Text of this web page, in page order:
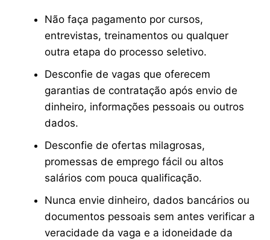
Não faça pagamento por cursos,
entrevistas, treinamentos ou qualquer
outra etapa do processo seletivo.
Desconfie de vagas que oferecem
garantias de contratação após envio de
dinheiro, informações pessoais ou outros
dados.
Desconfie de ofertas milagrosas,
promessas de emprego fácil ou altos
salários com pouca qualificação.
Nunca envie dinheiro, dados bancários ou
documentos pessoais sem antes verificar a
veracidade da vaga e a idoneidade da